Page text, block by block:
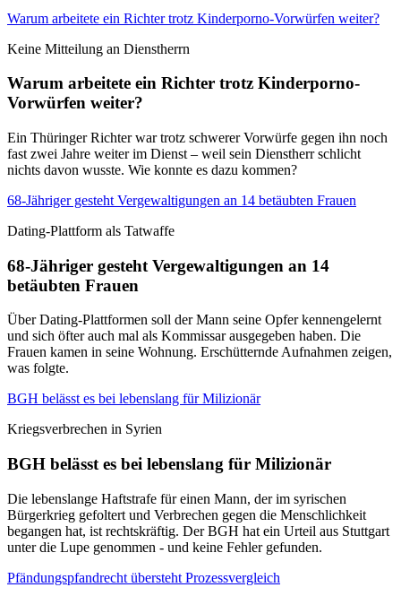
Warum arbeitete ein Richter trotz Kinderporno-Vorwürfen weiter?
Keine Mitteilung an Dienstherrn
Warum arbeitete ein Richter trotz Kinderporno-
Vorwürfen weiter?
Ein Thüringer Richter war trotz schwerer Vorwürfe gegen ihn noch
fast zwei Jahre weiter im Dienst – weil sein Dienstherr schlicht
nichts davon wusste. Wie konnte es dazu kommen?
68-Jähriger gesteht Vergewaltigungen an 14 betäubten Frauen
Dating-Plattform als Tatwaffe
68-Jähriger gesteht Vergewaltigungen an 14
betäubten Frauen
Über Dating-Plattformen soll der Mann seine Opfer kennengelernt
und sich öfter auch mal als Kommissar ausgegeben haben. Die
Frauen kamen in seine Wohnung. Erschütternde Aufnahmen zeigen,
was folgte.
BGH belässt es bei lebenslang für Milizionär
Kriegsverbrechen in Syrien
BGH belässt es bei lebenslang für Milizionär
Die lebenslange Haftstrafe für einen Mann, der im syrischen
Bürgerkrieg gefoltert und Verbrechen gegen die Menschlichkeit
begangen hat, ist rechtskräftig. Der BGH hat ein Urteil aus Stuttgart
unter die Lupe genommen - und keine Fehler gefunden.
Pfändungspfandrecht übersteht Prozessvergleich